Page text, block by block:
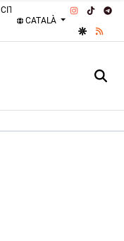
CITROËN 2CV 2026
PLATGES
CATALÀ
INSTAGRAM
TIKTOK
GOOGLE
RSS